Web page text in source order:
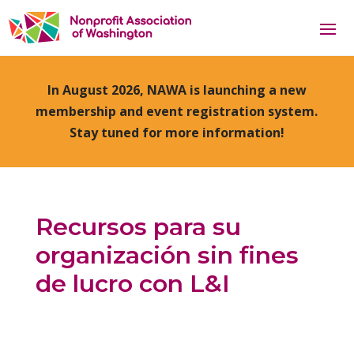
In August 2026, NAWA is launching a new
membership and event registration system.
Stay tuned for more information!
Recursos para su
organización sin fines
de lucro con L&I